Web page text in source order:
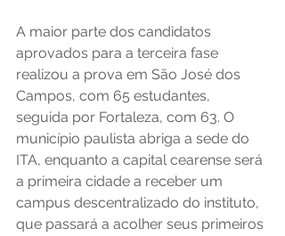
A maior parte dos candidatos
aprovados para a terceira fase
realizou a prova em São José dos
Campos, com 65 estudantes,
seguida por Fortaleza, com 63. O
município paulista abriga a sede do
ITA, enquanto a capital cearense será
a primeira cidade a receber um
campus descentralizado do instituto,
que passará a acolher seus primeiros